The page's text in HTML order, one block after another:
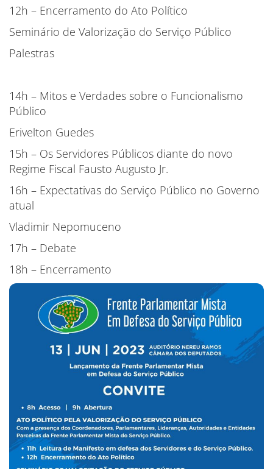
12h – Encerramento do Ato Político
Seminário de Valorização do Serviço Público
Palestras
14h – Mitos e Verdades sobre o Funcionalismo
Público
Erivelton Guedes
15h – Os Servidores Públicos diante do novo
Regime Fiscal Fausto Augusto Jr.
16h – Expectativas do Serviço Público no Governo
atual
Vladimir Nepomuceno
17h – Debate
18h – Encerramento